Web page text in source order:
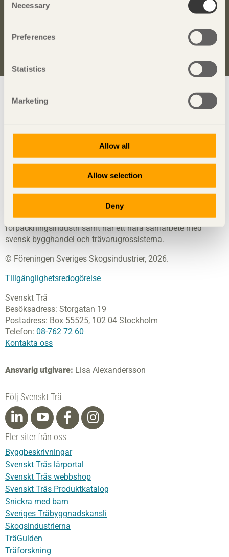
Selection
Necessary
Preferences
Statistics
Marketing
Allow all
Allow selection
Deny
Anmäl dig här för att få information om publikationer,
sprider kunskap om trä, träprodukter och
träbyggande för att främja ett hållbart samhälle och en
livskraftig sågverksnäring. Det gör vi genom att inspirera,
utbilda och driva teknisk utveckling.
Svenskt Trä representerar svensk sågverksindustri och är en
del av branschorganisationen Skogsindustrierna. Svenskt
Trä företräder också svensk limträ-, KL-trä- och
förpackningsindustri samt har ett nära samarbete med
svensk bygghandel och trävarugrossisterna.
© Föreningen Sveriges Skogsindustrier, 2026.
Tillgänglighetsredogörelse
Svenskt Trä
Besöksadress: Storgatan 19
Postadress: Box 55525, 102 04 Stockholm
Telefon: 08-762 72 60
Kontakta oss
Ansvarig utgivare: Lisa Alexandersson
Följ Svenskt Trä
Fler siter från oss
Byggbeskrivningar
Svenskt Träs lärportal
Svenskt Träs webbshop
Svenskt Träs Produktkatalog
Snickra med barn
Sveriges Träbyggnadskansli
Skogsindustrierna
TräGuiden
Träforskning